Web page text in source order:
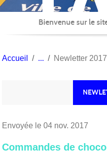
Bienvenue sur le
Accueil Newletter 2017
Envoyée le 04 nov. 2017
Commandes de